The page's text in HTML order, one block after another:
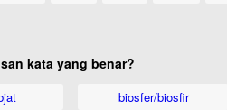
kata yang benar?
biosfer/biosfir